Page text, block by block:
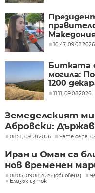
10:47, 09.08.2026
Битката
могила:
1200
дъбова
11:11, 09.08.2026
Земеделският
Абровски:
08:51, 09.08.2026 Чете се за:
Иран и Оман са
нов временен
08:05, 09.08.2026 (обновена)
Близък изток